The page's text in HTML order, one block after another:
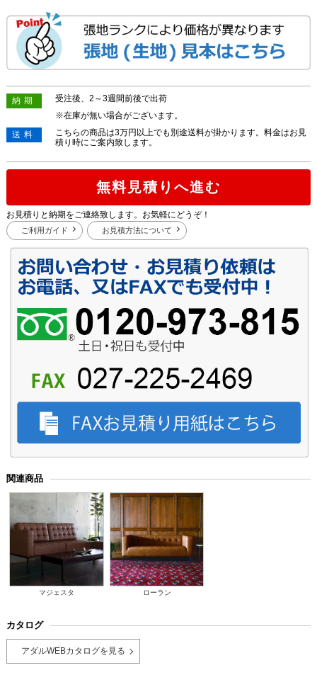
納期
受注後、2～3週間前後で出荷
※在庫が無い場合がございます。
送料
こちらの商品は3万円以上でも別途送料が掛かります。料金はお見
積り時にご案内致します。
無料見積りへ進む
お見積りと納期をご連絡致します。お気軽にどうぞ！
ご利用ガイド お見積方法について
関連商品
マジェスタ ローラン
カタログ
アダルWEBカタログを見る